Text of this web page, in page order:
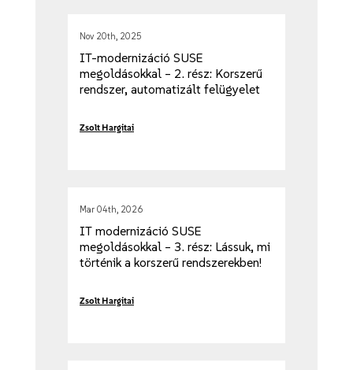
Nov 20th, 2025
IT-modernizáció SUSE
megoldásokkal – 2. rész: Korszerű
rendszer, automatizált felügyelet
Zsolt Hargitai
Mar 04th, 2026
IT modernizáció SUSE
megoldásokkal – 3. rész: Lássuk, mi
történik a korszerű rendszerekben!
Zsolt Hargitai